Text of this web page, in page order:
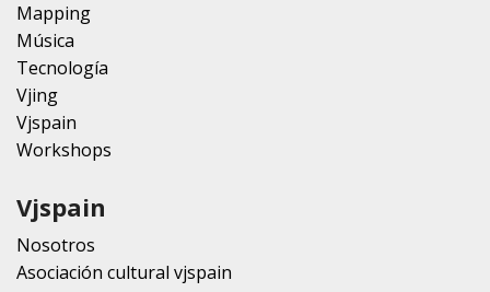
Mapping
Música
Tecnología
Vjing
Vjspain
Workshops
Vjspain
Nosotros
Asociación cultural vjspain